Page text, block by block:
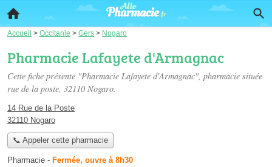
Accueil > Occitanie > Gers > Nogaro
Pharmacie Lafayete d'Armagnac
Cette fiche présente "Pharmacie Lafayete d'Armagnac", pharmacie située
rue de la poste, 32110 Nogaro.
14 Rue de la Poste
32110 Nogaro
📞 Appeler cette pharmacie
Pharmacie - Fermée, ouvre à 8h30